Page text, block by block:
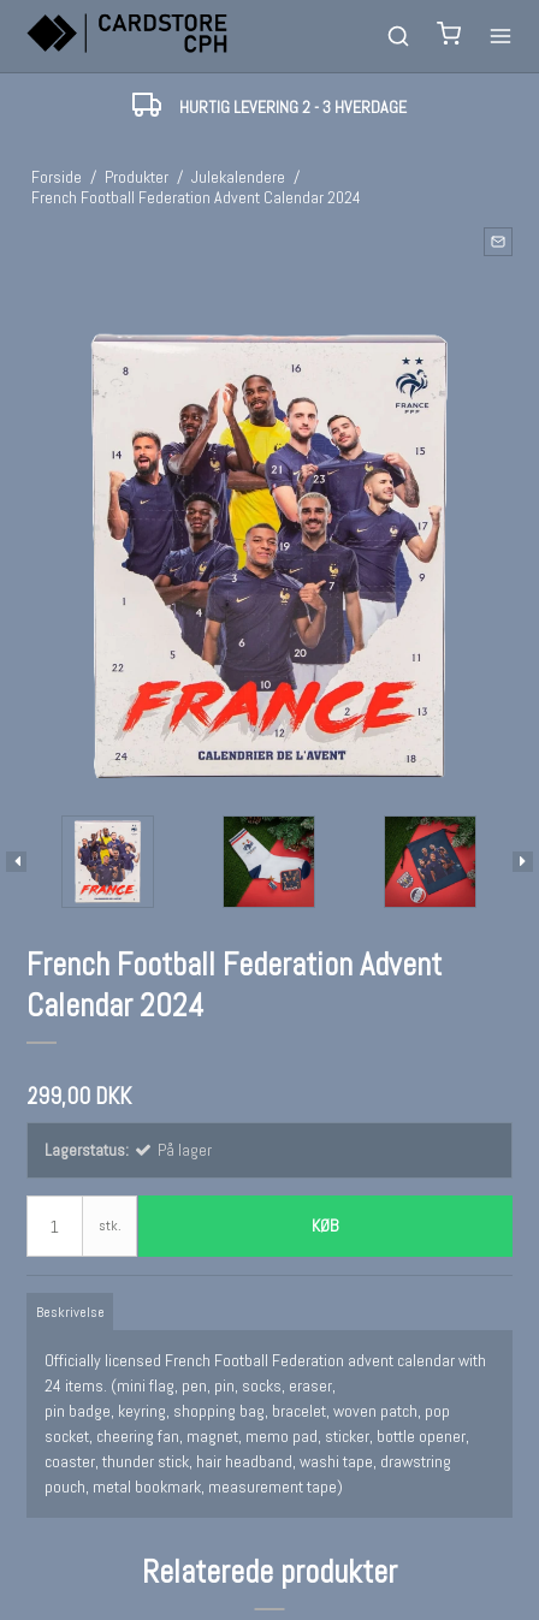
HURTIG LEVERING 2 - 3 HVERDAGE
Forside / Produkter / Julekalendere /
French Football Federation Advent Calendar 2024
French Football Federation Advent
Calendar 2024
299,00 DKK
Lagerstatus: På lager
stk. KØB
Beskrivelse
Officially licensed French Football Federation advent calendar with
24 items. (mini flag, pen, pin, socks, eraser,
pin badge, keyring, shopping bag, bracelet, woven patch, pop
socket, cheering fan, magnet, memo pad, sticker, bottle opener,
coaster, thunder stick, hair headband, washi tape, drawstring
pouch, metal bookmark, measurement tape)
Relaterede produkter